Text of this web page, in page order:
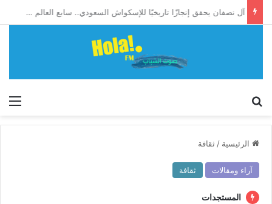
آل نصفان يحقق إنجازًا تاريخيًا للإسكواش السعودي.. سابع العالم وأول آسيوي يبلغ ربع نهائي بطولة العالم للشباب
الرئيسية / ثقافة
آراء ومقالات ثقافة
المستجدات